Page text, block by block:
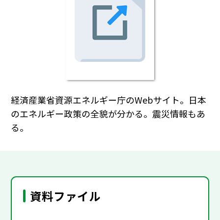
経済産業省資源エネルギー庁のWebサイト。日本
のエネルギー政策の全貌が分かる。震災情報もあ
る。
資料ファイル